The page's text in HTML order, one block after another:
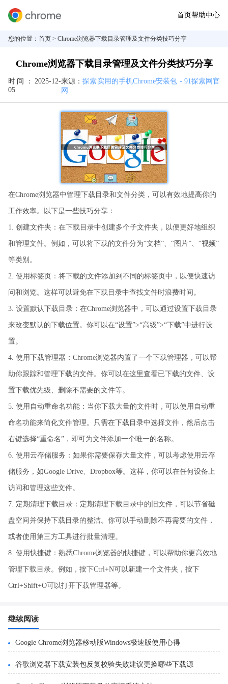
首页帮助中心
您的位置： 首页 > Chrome浏览器下载目录管理及文件分类技巧分享
Chrome浏览器下载目录管理及文件分类技巧分享
时间： 2025-12-
05
来源：探索实用的手机Chrome安装包 - 91探索网官
网
在Chrome浏览器中管理下载目录和文件分类，可以有效地提高你的
工作效率。以下是一些技巧分享：
1. 创建文件夹：在下载目录中创建多个子文件夹，以便更好地组织
和管理文件。例如，可以将下载的文件分为“文档”、“图片”、“视频”
等类别。
2. 使用标签页：将下载的文件添加到不同的标签页中，以便快速访
问和浏览。这样可以避免在下载目录中查找文件时浪费时间。
3. 设置默认下载目录：在Chrome浏览器中，可以通过设置下载目录
来改变默认的下载位置。你可以在“设置”>“高级”>“下载”中进行设
置。
4. 使用下载管理器：Chrome浏览器内置了一个下载管理器，可以帮
助你跟踪和管理下载的文件。你可以在这里查看已下载的文件、设
置下载优先级、删除不需要的文件等。
5. 使用自动重命名功能：当你下载大量的文件时，可以使用自动重
命名功能来简化文件管理。只需在下载目录中选择文件，然后点击
右键选择“重命名”，即可为文件添加一个唯一的名称。
6. 使用云存储服务：如果你需要保存大量文件，可以考虑使用云存
储服务，如Google Drive、Dropbox等。这样，你可以在任何设备上
访问和管理这些文件。
7. 定期清理下载目录：定期清理下载目录中的旧文件，可以节省磁
盘空间并保持下载目录的整洁。你可以手动删除不再需要的文件，
或者使用第三方工具进行批量清理。
8. 使用快捷键：熟悉Chrome浏览器的快捷键，可以帮助你更高效地
管理下载目录。例如，按下Ctrl+N可以新建一个文件夹，按下
Ctrl+Shift+O可以打开下载管理器等。
继续阅读
Google Chrome浏览器移动版Windows极速版使用心得
谷歌浏览器下载安装包反复校验失败建议更换哪些下载源